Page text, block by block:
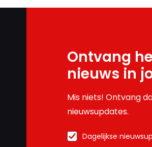
Ontvang
nieuws in
Mis niets! Ontvang
nieuwsupdates.
Dagelijkse